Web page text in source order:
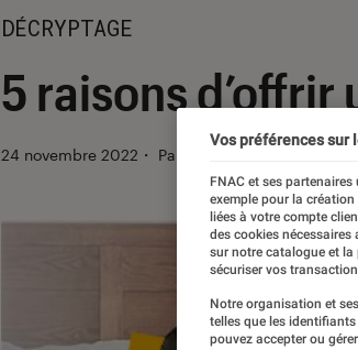
DÉCRYPTAGE
5 raisons
24 novembre 2022 ・ Par Christian Ferreol
Vos préférences sur
FNAC et ses
exemple pour la
liées à votre compte
des cookies
sur notre catalogue et la
sécuriser vos
Notre organisation et ses
telles que les
pouvez accepter ou